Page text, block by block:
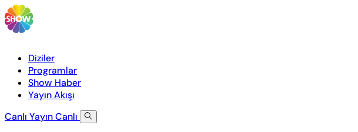
Diziler
Programlar
Show Haber
Yayın Akışı
Canlı YayınCanlı